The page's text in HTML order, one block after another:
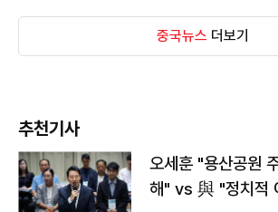
중국뉴스 더보기
추천기사
오세훈 "용산공원
해" vs 與 "정치적